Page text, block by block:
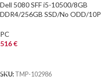
Dell 5080 SFF i5-10500/8GB
DDR4/256GB SSD/No ODD/10P
PC
516€
SKU: TMP-102986